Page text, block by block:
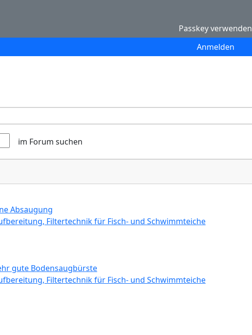
Passkey verwenden
Anmelden
Absaugung
Filtertechnik für Fisch- und Schwimmteiche
gute Bodensaugbürste
Filtertechnik für Fisch- und Schwimmteiche